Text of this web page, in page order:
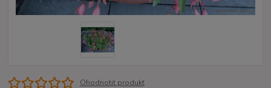
Ohodnotit produkt